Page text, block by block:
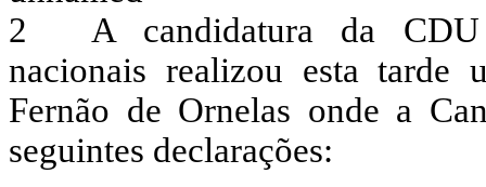
A candidatura da
nacionais realizou esta
Fernão de Ornelas onde a
seguintes declarações: